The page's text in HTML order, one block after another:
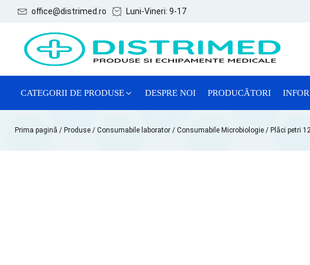
office@distrimed.ro Luni-Vineri: 9-17
CATEGORII DE PRODUSE
ACE, SERINGI ȘI ACCESORII
CONSUMABILE GENERALE
DESPRE NOI PRODUCĂTORI
Prima pagină / Produse / Consumabile laborator / Consumabile Microbiologie / Plăci petri